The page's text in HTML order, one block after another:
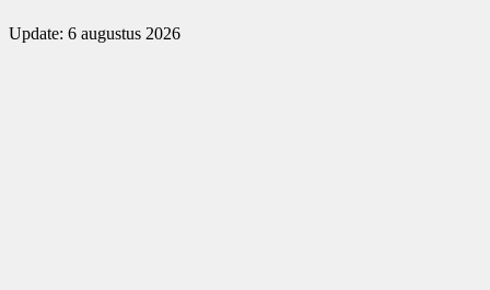
Update: 6 augustus 2026